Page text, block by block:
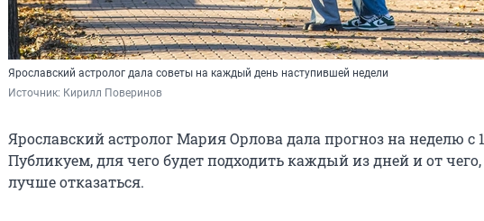
Ярославский астролог дала советы на каждый день наступившей недели
Источник: Кирилл Поверинов
Ярославский астролог Мария Орлова дала прогноз на неделю с
Публикуем, для чего будет подходить каждый из дней и от чего,
лучше отказаться.